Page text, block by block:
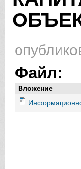
Файл:
Вложение